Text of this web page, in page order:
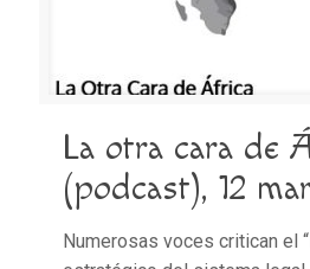
La otra cara de
(podcast), 12
Numerosas voces critican el